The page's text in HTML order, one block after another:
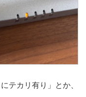
テカリ有り」とか、